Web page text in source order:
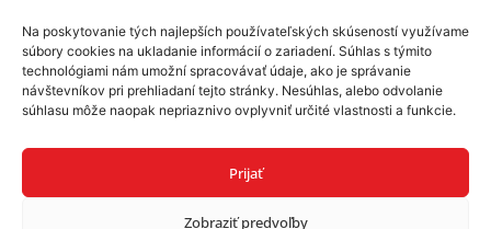
Na poskytovanie tých najlepších používateľských skúseností využívame
súbory cookies na ukladanie informácií o zariadení. Súhlas s týmito
technológiami nám umožní spracovávať údaje, ako je správanie
návštevníkov pri prehliadaní tejto stránky. Nesúhlas, alebo odvolanie
súhlasu môže naopak nepriaznivo ovplyvniť určité vlastnosti a funkcie.
Prijať
Zobraziť predvoľby
+421 940 999 343
info@reklamask.sk